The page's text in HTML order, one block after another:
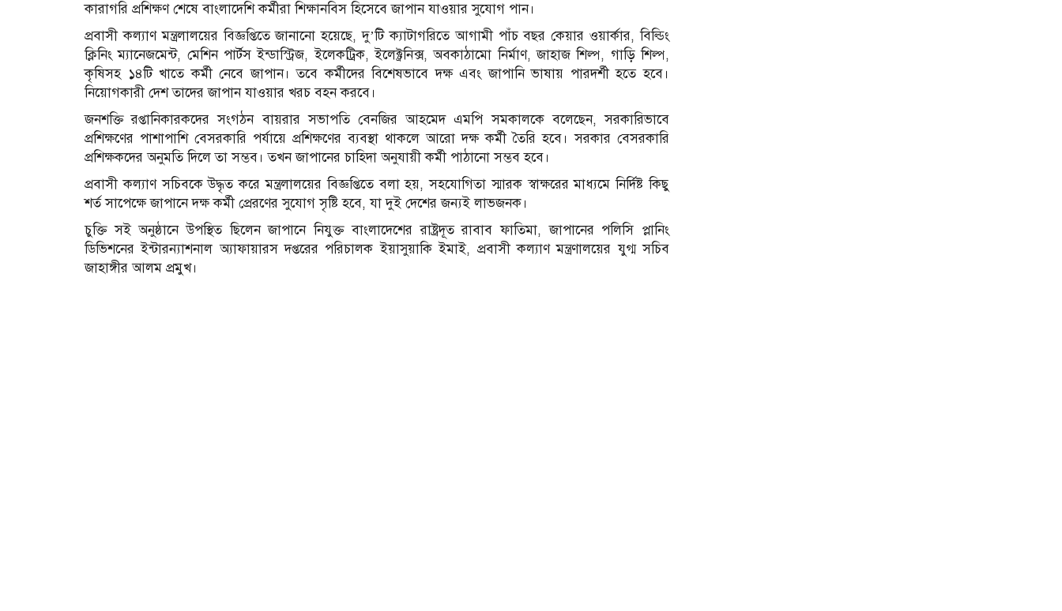
কারাগরি প্রশিক্ষণ শেষে বাংলাদেশি কর্মীরা শিক্ষানবিস হিসেবে জাপান যাওয়ার সুযোগ পান।
প্রবাসী কল্যাণ মন্ত্রলালয়ের বিজ্ঞপ্তিতে জানানো হয়েছে, দু’টি ক্যাটাগরিতে আগামী পাঁচ বছর কেয়ার ওয়ার্কার, বিল্ডিং
ক্লিনিং ম্যানেজমেন্ট, মেশিন পার্টস ইন্ডাস্ট্রিজ, ইলেকট্রিক, ইলেক্ট্রনিক্স, অবকাঠামো নির্মাণ, জাহাজ শিল্প, গাড়ি শিল্প,
কৃষিসহ ১৪টি খাতে কর্মী নেবে জাপান। তবে কর্মীদের বিশেষভাবে দক্ষ এবং জাপানি ভাষায় পারদর্শী হতে হবে।
নিয়োগকারী দেশ তাদের জাপান যাওয়ার খরচ বহন করবে।
জনশক্তি রপ্তানিকারকদের সংগঠন বায়রার সভাপতি বেনজির আহমেদ এমপি সমকালকে বলেছেন, সরকারিভাবে
প্রশিক্ষণের পাশাপাশি বেসরকারি পর্যায়ে প্রশিক্ষণের ব্যবস্থা থাকলে আরো দক্ষ কর্মী তৈরি হবে। সরকার বেসরকারি
প্রশিক্ষকদের অনুমতি দিলে তা সম্ভব। তখন জাপানের চাহিদা অনুযায়ী কর্মী পাঠানো সম্ভব হবে।
প্রবাসী কল্যাণ সচিবকে উদ্ধৃত করে মন্ত্রলালয়ের বিজ্ঞপ্তিতে বলা হয়, সহযোগিতা স্মারক স্বাক্ষরের মাধ্যমে নির্দিষ্ট কিছু
শর্ত সাপেক্ষে জাপানে দক্ষ কর্মী প্রেরণের সুযোগ সৃষ্টি হবে, যা দুই দেশের জন্যই লাভজনক।
চুক্তি সই অনুষ্ঠানে উপস্থিত ছিলেন জাপানে নিযুক্ত বাংলাদেশের রাষ্ট্রদূত রাবাব ফাতিমা, জাপানের পলিসি প্লানিং
ডিভিশনের ইন্টারন্যাশনাল অ্যাফায়ারস দপ্তরের পরিচালক ইয়াসুয়াকি ইমাই, প্রবাসী কল্যাণ মন্ত্রণালয়ের যুগ্ম সচিব
জাহাঙ্গীর আলম প্রমুখ।